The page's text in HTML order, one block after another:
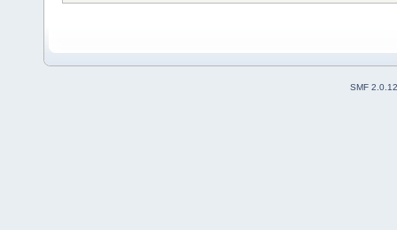
SMF 2.0.12